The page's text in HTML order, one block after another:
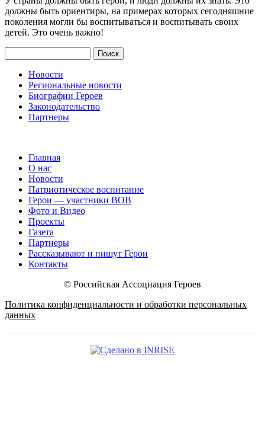
должны быть ориентиры, на примерах которых сегодняшние
поколения могли бы воспитываться и воспитывать своих
детей. Это очень важно!
Поиск
Новости
Региональные новости
Биографии Героев
Законодательство
Партнеры
Главная
О нас
Новости
Патриотическое воспитание
Герои — участники ВОВ
Фото и Видео
Проекты
Газета
Партнеры
Рассказывают и пишут Герои
Контакты
© Российская Ассоциация Героев
Политика конфиденциальности и обработки персональных
данных